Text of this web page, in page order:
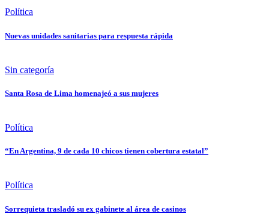
Política
Nuevas unidades sanitarias para respuesta rápida
Sin categoría
Santa Rosa de Lima homenajeó a sus mujeres
Política
“En Argentina, 9 de cada 10 chicos tienen cobertura estatal”
Política
Sorrequieta trasladó su ex gabinete al área de casinos